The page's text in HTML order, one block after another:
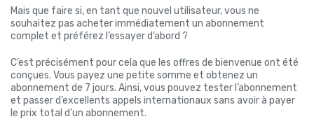
Mais que faire si, en tant que nouvel utilisateur, vous ne
souhaitez pas acheter immédiatement un abonnement
complet et préférez l’essayer d’abord ?
C’est précisément pour cela que les offres de bienvenue ont été
conçues. Vous payez une petite somme et obtenez un
abonnement de 7 jours. Ainsi, vous pouvez tester l’abonnement
et passer d’excellents appels internationaux sans avoir à payer
le prix total d’un abonnement.